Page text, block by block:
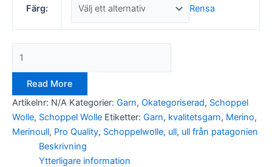
Färg: Rensa
Read More
Artikelnr: N/A Kategorier: Garn, Okategoriserad, Schoppel
Wolle, Schoppel Wolle Etiketter: Garn, kvalitetsgarn, Merino,
Merinoull, Pro Quality, Schoppelwolle, ull, ull från patagonien
Beskrivning
Ytterligare information